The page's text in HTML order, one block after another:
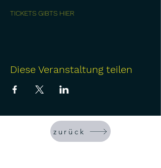
TICKETS GIBTS HIER
Diese Veranstaltung teilen
zurück